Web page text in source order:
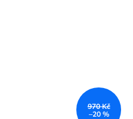
970 Kč
–20 %